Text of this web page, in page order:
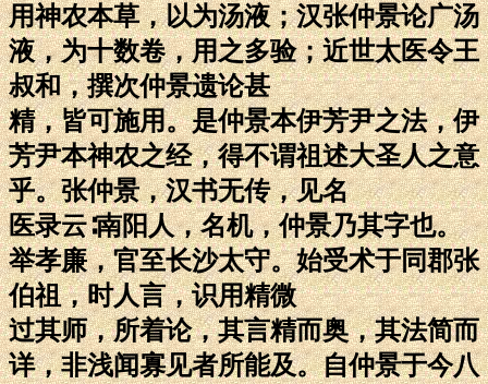
用神农本草，以为汤液；汉张仲景论广汤
液，为十数卷，用之多验；近世太医令王
叔和，撰次仲景遗论甚
精，皆可施用。是仲景本伊芳尹之法，伊
芳尹本神农之经，得不谓祖述大圣人之意
乎。张仲景，汉书无传，见名
医录云∶南阳人，名机，仲景乃其字也。
举孝廉，官至长沙太守。始受术于同郡张
伯祖，时人言，识用精微
过其师，所着论，其言精而奥，其法简而
详，非浅闻寡见者所能及。自仲景于今八